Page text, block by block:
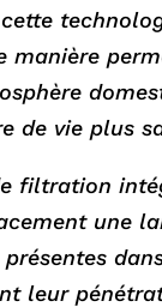
manière
de vie plus
filtration
une
leur